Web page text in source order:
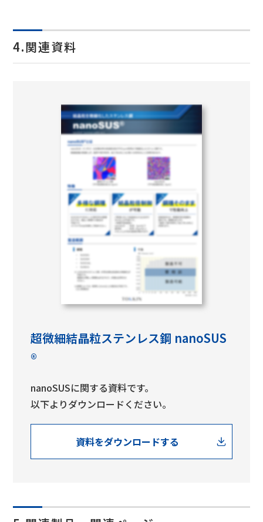
4.関連資料
超微細結晶粒ステンレス鋼 nanoSUS
®
nanoSUSに関する資料です。
以下よりダウンロードください。
資料をダウンロードする